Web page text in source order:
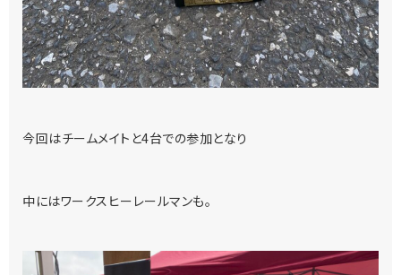
今回はチームメイトと4台での参加となり
中にはワークスヒーレールマンも。